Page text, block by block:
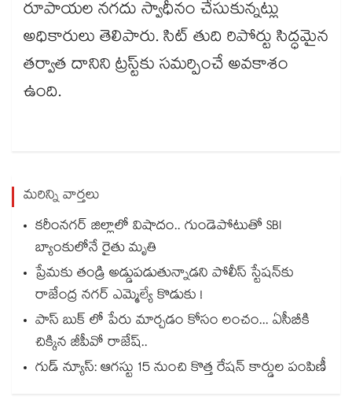
రూపాయల నగదు స్వాధీనం చేసుకున్నట్లు
అధికారులు తెలిపారు. సిట్ తుది రిపోర్టు సిద్ధమైన
తర్వాత దానిని ట్రస్ట్‌కు సమర్పించే అవకాశం
ఉంది.
మరిన్ని వార్తలు
కరీంనగర్ జిల్లాలో విషాదం.. గుండెపోటుతో SBI
బ్యాంకులోనే రైతు మృతి
ప్రేమకు తండ్రి అడ్డుపడుతున్నాడని పోలీస్ స్టేషన్⁪కు
రాజేంద్ర నగర్ ఎమ్మెల్యే కొడుకు !
పాస్ బుక్ లో పేరు మార్చడం కోసం లంచం... ఏసీబీకి
చిక్కిన జీపీవో రాజేష్..
గుడ్ న్యూస్: ఆగస్టు 15 నుంచి కొత్త రేషన్ కార్డుల పంపిణీ